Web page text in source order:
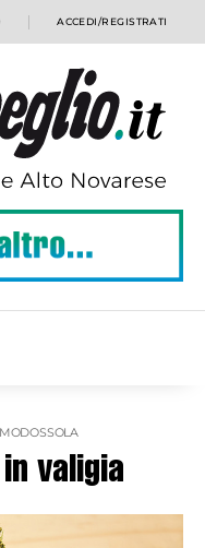
ACCEDI/REGISTRATI
valigia